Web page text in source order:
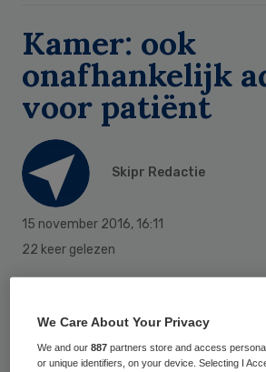
Kamer: ook
onafhankelijk
voor patiënt
Skipr Redactie
15 november 2016, 16:11
22 keer gelezen
bezoek aan een arts
advies kunnen krijgen. Dat
We Care About Your Privacy
We and our887 partners store and access
or unique identifiers, on your device. Selecting I